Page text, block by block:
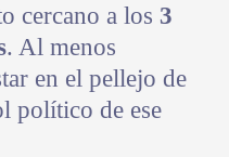
cercano a los 3
. Al menos
en el pellejo de
político de ese